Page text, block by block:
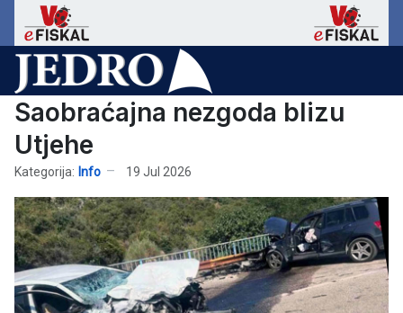
Saobraćajna nezgoda blizu
Utjehe
Kategorija: Info 19 Jul 2026